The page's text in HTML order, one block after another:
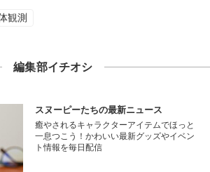
観測
編集部イチオシ
スヌーピーたちの最新ニュース
癒やされるキャラクターアイテムでほっと
一息つこう！かわいい最新グッズやイベン
ト情報を毎日配信